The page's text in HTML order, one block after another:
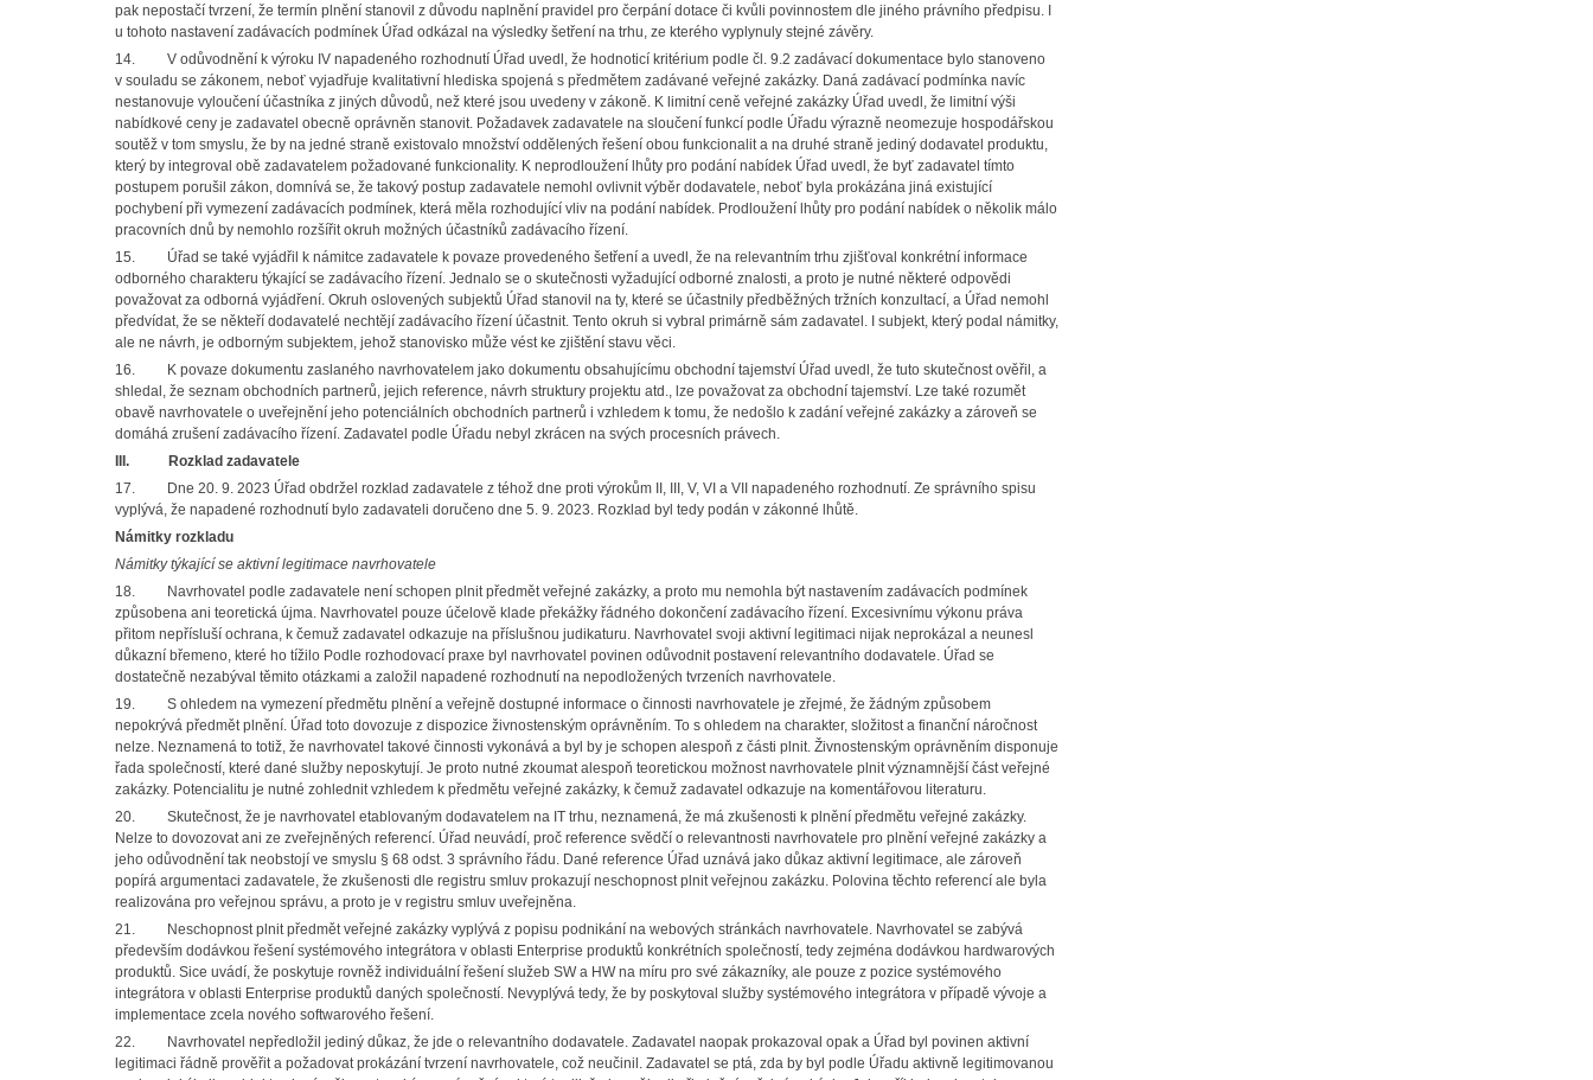
pak nepostačí tvrzení, že termín plnění stanovil z důvodu naplnění pravidel pro čerpání dotace či kvůli povinnostem dle jiného právního předpisu. I
u tohoto nastavení zadávacích podmínek Úřad odkázal na výsledky šetření na trhu, ze kterého vyplynuly stejné závěry.
14. V odůvodnění k výroku IV napadeného rozhodnutí Úřad uvedl, že hodnoticí kritérium podle čl. 9.2 zadávací dokumentace bylo stanoveno
v souladu se zákonem, neboť vyjadřuje kvalitativní hlediska spojená s předmětem zadávané veřejné zakázky. Daná zadávací podmínka navíc
nestanovuje vyloučení účastníka z jiných důvodů, než které jsou uvedeny v zákoně. K limitní ceně veřejné zakázky Úřad uvedl, že limitní výši
nabídkové ceny je zadavatel obecně oprávněn stanovit. Požadavek zadavatele na sloučení funkcí podle Úřadu výrazně neomezuje hospodářskou
soutěž v tom smyslu, že by na jedné straně existovalo množství oddělených řešení obou funkcionalit a na druhé straně jediný dodavatel produktu,
který by integroval obě zadavatelem požadované funkcionality. K neprodloužení lhůty pro podání nabídek Úřad uvedl, že byť zadavatel tímto
postupem porušil zákon, domnívá se, že takový postup zadavatele nemohl ovlivnit výběr dodavatele, neboť byla prokázána jiná existující
pochybení při vymezení zadávacích podmínek, která měla rozhodující vliv na podání nabídek. Prodloužení lhůty pro podání nabídek o několik málo
pracovních dnů by nemohlo rozšířit okruh možných účastníků zadávacího řízení.
15. Úřad se také vyjádřil k námitce zadavatele k povaze provedeného šetření a uvedl, že na relevantním trhu zjišťoval konkrétní informace
odborného charakteru týkající se zadávacího řízení. Jednalo se o skutečnosti vyžadující odborné znalosti, a proto je nutné některé odpovědi
považovat za odborná vyjádření. Okruh oslovených subjektů Úřad stanovil na ty, které se účastnily předběžných tržních konzultací, a Úřad nemohl
předvídat, že se někteří dodavatelé nechtějí zadávacího řízení účastnit. Tento okruh si vybral primárně sám zadavatel. I subjekt, který podal námitky,
ale ne návrh, je odborným subjektem, jehož stanovisko může vést ke zjištění stavu věci.
16. K povaze dokumentu zaslaného navrhovatelem jako dokumentu obsahujícímu obchodní tajemství Úřad uvedl, že tuto skutečnost ověřil, a
shledal, že seznam obchodních partnerů, jejich reference, návrh struktury projektu atd., lze považovat za obchodní tajemství. Lze také rozumět
obavě navrhovatele o uveřejnění jeho potenciálních obchodních partnerů i vzhledem k tomu, že nedošlo k zadání veřejné zakázky a zároveň se
domáhá zrušení zadávacího řízení. Zadavatel podle Úřadu nebyl zkrácen na svých procesních právech.
III.
Rozklad zadavatele
17. Dne 20. 9. 2023 Úřad obdržel rozklad zadavatele z téhož dne proti výrokům II, III, V, VI a VII napadeného rozhodnutí. Ze správního spisu
vyplývá, že napadené rozhodnutí bylo zadavateli doručeno dne 5. 9. 2023. Rozklad byl tedy podán v zákonné lhůtě.
Námitky rozkladu
Námitky týkající se aktivní legitimace navrhovatele
18. Navrhovatel podle zadavatele není schopen plnit předmět veřejné zakázky, a proto mu nemohla být nastavením zadávacích podmínek
způsobena ani teoretická újma. Navrhovatel pouze účelově klade překážky řádného dokončení zadávacího řízení. Excesivnímu výkonu práva
přitom nepřísluší ochrana, k čemuž zadavatel odkazuje na příslušnou judikaturu. Navrhovatel svoji aktivní legitimaci nijak neprokázal a neunesl
důkazní břemeno, které ho tížilo Podle rozhodovací praxe byl navrhovatel povinen odůvodnit postavení relevantního dodavatele. Úřad se
dostatečně nezabýval těmito otázkami a založil napadené rozhodnutí na nepodložených tvrzeních navrhovatele.
19. S ohledem na vymezení předmětu plnění a veřejně dostupné informace o činnosti navrhovatele je zřejmé, že žádným způsobem
nepokrývá předmět plnění. Úřad toto dovozuje z dispozice živnostenským oprávněním. To s ohledem na charakter, složitost a finanční náročnost
nelze. Neznamená to totiž, že navrhovatel takové činnosti vykonává a byl by je schopen alespoň z části plnit. Živnostenským oprávněním disponuje
řada společností, které dané služby neposkytují. Je proto nutné zkoumat alespoň teoretickou možnost navrhovatele plnit významnější část veřejné
zakázky. Potencialitu je nutné zohlednit vzhledem k předmětu veřejné zakázky, k čemuž zadavatel odkazuje na komentářovou literaturu.
20. Skutečnost, že je navrhovatel etablovaným dodavatelem na IT trhu, neznamená, že má zkušenosti k plnění předmětu veřejné zakázky.
Nelze to dovozovat ani ze zveřejněných referencí. Úřad neuvádí, proč reference svědčí o relevantnosti navrhovatele pro plnění veřejné zakázky a
jeho odůvodnění tak neobstojí ve smyslu § 68 odst. 3 správního řádu. Dané reference Úřad uznává jako důkaz aktivní legitimace, ale zároveň
popírá argumentaci zadavatele, že zkušenosti dle registru smluv prokazují neschopnost plnit veřejnou zakázku. Polovina těchto referencí ale byla
realizována pro veřejnou správu, a proto je v registru smluv uveřejněna.
21. Neschopnost plnit předmět veřejné zakázky vyplývá z popisu podnikání na webových stránkách navrhovatele. Navrhovatel se zabývá
především dodávkou řešení systémového integrátora v oblasti Enterprise produktů konkrétních společností, tedy zejména dodávkou hardwarových
produktů. Sice uvádí, že poskytuje rovněž individuální řešení služeb SW a HW na míru pro své zákazníky, ale pouze z pozice systémového
integrátora v oblasti Enterprise produktů daných společností. Nevyplývá tedy, že by poskytoval služby systémového integrátora v případě vývoje a
implementace zcela nového softwarového řešení.
22. Navrhovatel nepředložil jediný důkaz, že jde o relevantního dodavatele. Zadavatel naopak prokazoval opak a Úřad byl povinen aktivní
legitimaci řádně prověřit a požadovat prokázání tvrzení navrhovatele, což neučinil. Zadavatel se ptá, zda by byl podle Úřadu aktivně legitimovanou